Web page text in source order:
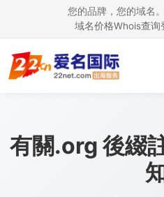
您的品牌，您的域名
域名价格Whois查询
有關.org 後綴